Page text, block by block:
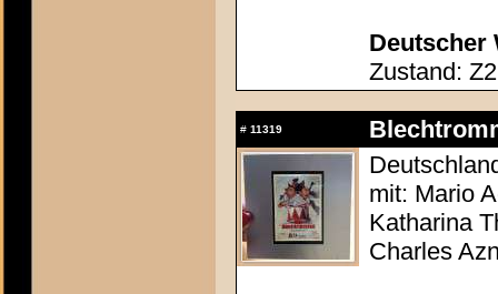
Deutscher
Zustand: Z2
# 11319
mit: Mario
Katharina
Charles